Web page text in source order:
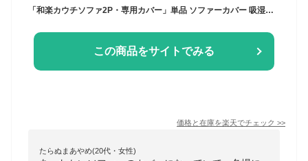
「和楽カウチソファ2P・専用カバー」単品 ソファーカバー 吸湿発熱 フワフワ 洗濯可能 ソファカバー A01専用カバー 当店のA01シリーズのみに対応
この商品をサイトでみる
価格と在庫を楽天でチェック >>
たらぬまあやめ(20代・女性)